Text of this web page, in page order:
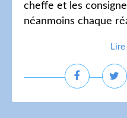
cheffe et les
néanmoins chaque